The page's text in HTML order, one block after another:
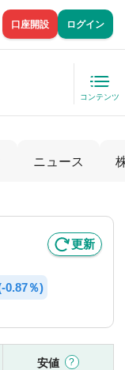
口座開設 ログイン
コンテンツ
ニュース
更新
-0.87％)
安値